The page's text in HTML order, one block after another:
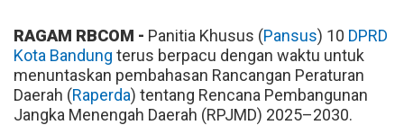
RAGAM RBCOM - Panitia Khusus (Pansus) 10 DPRD
Kota Bandung terus berpacu dengan waktu untuk
menuntaskan pembahasan Rancangan Peraturan
Daerah (Raperda) tentang Rencana Pembangunan
Jangka Menengah Daerah (RPJMD) 2025–2030.